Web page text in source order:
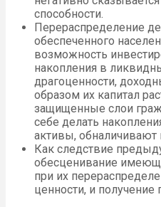
способности.
Перераспределение
обеспеченного
возможность
накопления в
драгоценности,
образом их капитал
защищенные слои
себе делать
активы, обналичивают
Как следствие
обесценивание
при их
ценности, и получение